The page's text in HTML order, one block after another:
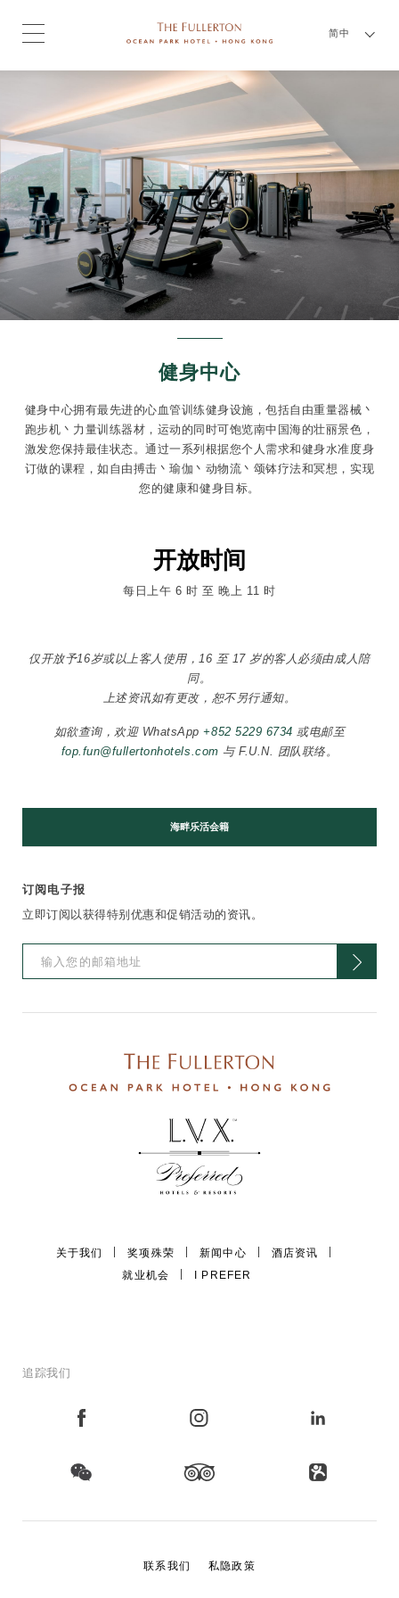
简中
健身中心
健身中心拥有最先进的心血管训练健身设施，包括自由重量器械丶
跑步机丶力量训练器材，运动的同时可饱览南中国海的壮丽景色，
激发您保持最佳状态。通过一系列根据您个人需求和健身水准度身
订做的课程，如自由搏击丶瑜伽丶动物流丶颂钵疗法和冥想，实现
您的健康和健身目标。
开放时间
每日上午 6 时 至 晚上 11 时
仅开放予16岁或以上客人使用，16 至 17 岁的客人必须由成人陪
同。
上述资讯如有更改，恕不另行通知。
如欲查询，欢迎 WhatsApp+852 5229 6734 或电邮至
fop.fun@fullertonhotels.com 与 F.U.N. 团队联络。
海畔乐活会籍
订阅电子报
立即订阅以获得特别优惠和促销活动的资讯。
关于我们 奖项殊荣 新闻中心
酒店资讯
就业机会
I PREFER
追踪我们
联系我们 私隐政策